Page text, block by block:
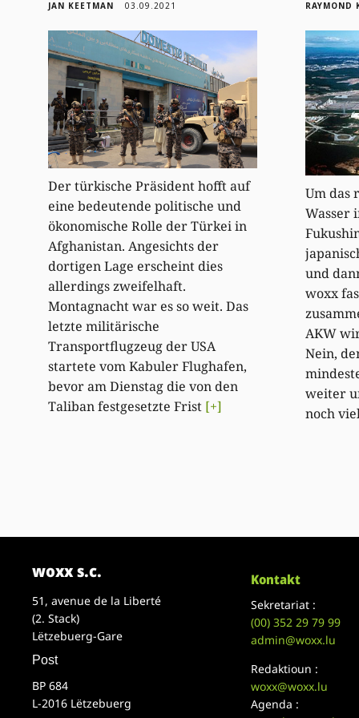
JAN KEETMAN 03.09.2021
Der türkische Präsident hofft auf
eine bedeutende politische und
ökonomische Rolle der Türkei in
Afghanistan. Angesichts der
dortigen Lage erscheint dies
allerdings zweifelhaft.
Montagnacht war es so weit. Das
letzte militärische
Transportflugzeug der USA
startete vom Kabuler Flughafen,
bevor am Dienstag die von den
Taliban festgesetzte Frist [+]
RAYMOND
Um das
Wasser
und
woxx
AKW
Nein,
weiter
noch
woxx s.c.
51, avenue de la Liberté
(2. Stack)
Lëtzebuerg-Gare
Post
BP 684
L-2016 Lëtzebuerg
Kontakt
Sekretariat :
(00)352 29 79 99
admin@woxx.lu
Redaktioun :
woxx@woxx.lu
Agenda :